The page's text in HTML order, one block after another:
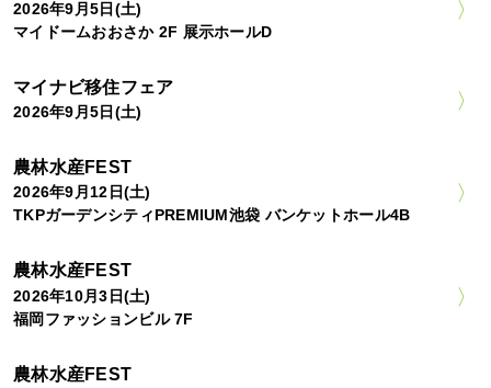
2026年9月5日(土)
マイドームおおさか 2F 展示ホールD
マイナビ移住フェア
2026年9月5日(土)
農林水産FEST
2026年9月12日(土)
TKPガーデンシティPREMIUM池袋 バンケットホール4B
農林水産FEST
2026年10月3日(土)
福岡ファッションビル 7F
農林水産FEST